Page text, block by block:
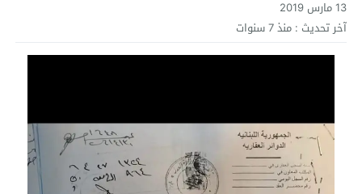
13 مارس 2019
آخر تحديث : منذ 7 سنوات